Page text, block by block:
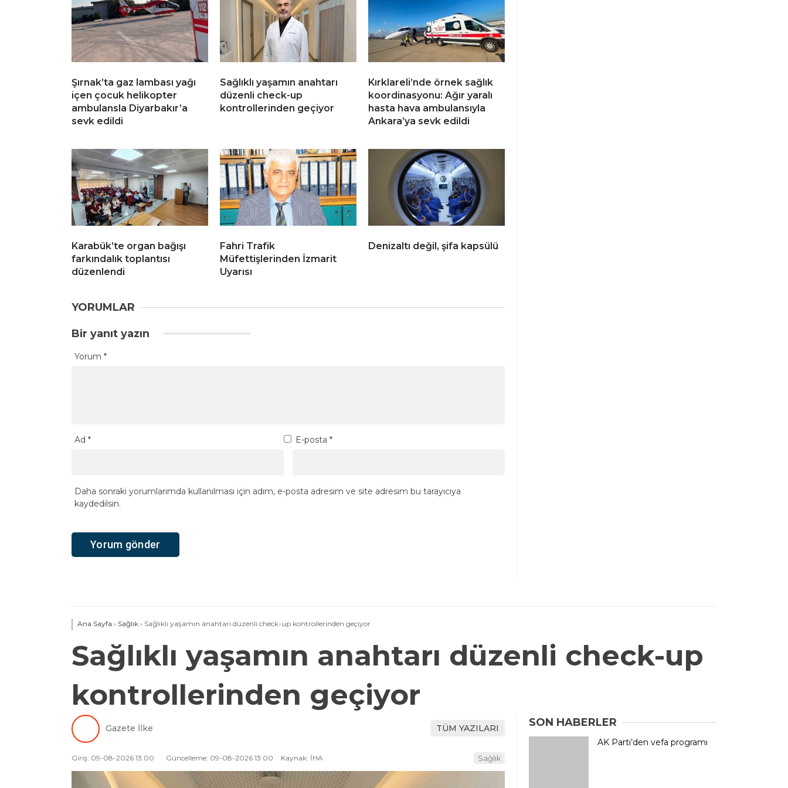
Şırnak’ta gaz lambası yağı
içen çocuk helikopter
ambulansla Diyarbakır’a
sevk edildi
Sağlıklı yaşamın anahtarı
düzenli check-up
kontrollerinden geçiyor
Kırklareli’nde örnek sağlık
koordinasyonu: Ağır yaralı
hasta hava ambulansıyla
Ankara’ya sevk edildi
Karabük’te organ bağışı
farkındalık toplantısı
düzenlendi
Fahri Trafik
Müfettişlerinden İzmarit
Uyarısı
Denizaltı değil, şifa kapsülü
YORUMLAR
Bir yanıt yazın
Yorum *
Ad * E-posta *
Daha sonraki yorumlarımda kullanılması için adım, e-posta adresim ve site adresim bu tarayıcıya
kaydedilsin.
Ana Sayfa › Sağlık › Sağlıklı yaşamın anahtarı düzenli check-up kontrollerinden geçiyor
Sağlıklı yaşamın anahtarı düzenli check-up
kontrollerinden geçiyor
Gazete İlke TÜM YAZILARI
Giriş: 09-08-2026 13:00 Güncelleme: 09-08-2026 13:00 Kaynak: İHA Sağlık
SON HABERLER
AK Parti’den vefa programı